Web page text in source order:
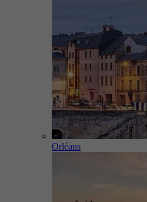
Orléans